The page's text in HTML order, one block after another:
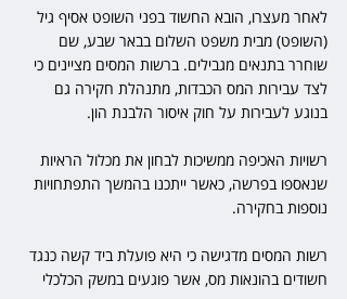
לאחר מעצרו, הובא החשוד בפני השופט אסיף גיל
(השופט) מבית משפט השלום בבאר שבע, שם
שוחרר בתנאים מגבילים. ברשות המסים מציינים כי
לצד עבירות המס הכבדות, מתנהלת חקירה גם
בנוגע לעבירות על חוק איסור הלבנת הון.
רשויות האכיפה ממשיכות לבחון את מכלול הראיות
שנאספו בפרשה, כאשר ייתכנו בהמשך התפתחויות
נוספות בחקירה.
רשות המסים מדגישה כי היא פועלת ביד קשה כנגד
חשודים בהונאות מס, אשר פוגעים במשק הכלכלי